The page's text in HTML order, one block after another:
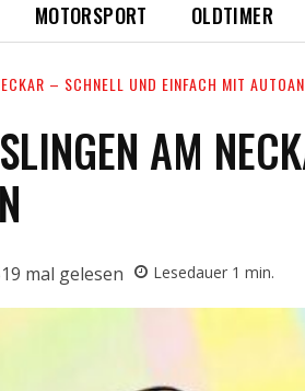
MOTORSPORT OLDTIMER
– SCHNELL UND EINFACH MIT
AM
mal gelesen Lesedauer 1 min.